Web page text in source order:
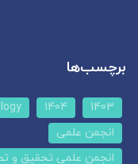
برچسب‌ها
1403
1404
انجمن علمی
انجمن علمی تحقیق و